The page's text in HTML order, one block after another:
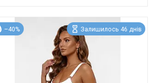
–40% Залишилось 46 днів